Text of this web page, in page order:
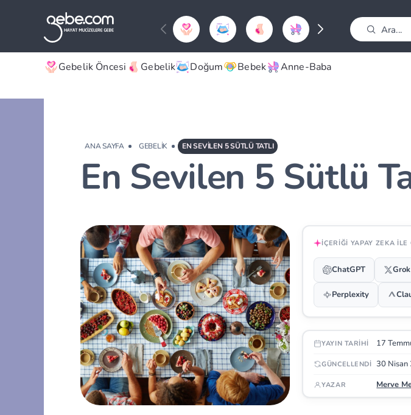
Gebelik Öncesi Gebelik Doğum Bebek Anne-Baba
ANA SAYFA GEBELIK EN SEVILEN 5 SÜTLÜ TATLI
En Sevilen 5 Sütlü
İÇERIĞI YAPAY ZEKA ILE
ChatGPT Grok
Perplexity
YAYIN TARIHI 17
GÜNCELLENDI 30 Nisan
YAZAR Merve